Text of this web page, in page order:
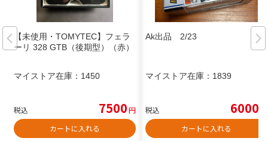
【未使用・TOMYTEC】フェラ
ーリ 328 GTB（後期型）（赤）
マイストア在庫： 1450
税込 7500円
カートに入れる
Ak出品 2/23
マイストア在庫： 1839
税込 6000
カートに入れる